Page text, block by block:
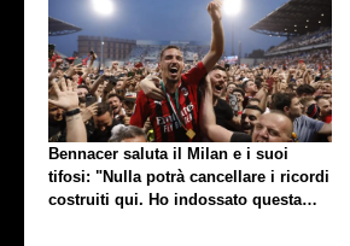
Bennacer saluta il Milan e i suoi
tifosi: "Nulla potrà cancellare i ricordi
costruiti qui. Ho indossato questa